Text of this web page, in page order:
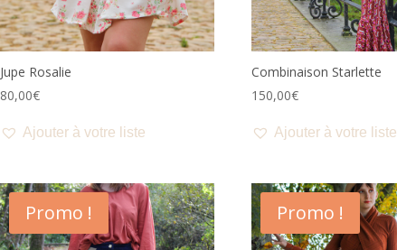
Jupe Rosalie
80,00€
Ajouter à votre liste
Combinaison Starlette
150,00€
Ajouter à votre liste
Promo ! Promo !